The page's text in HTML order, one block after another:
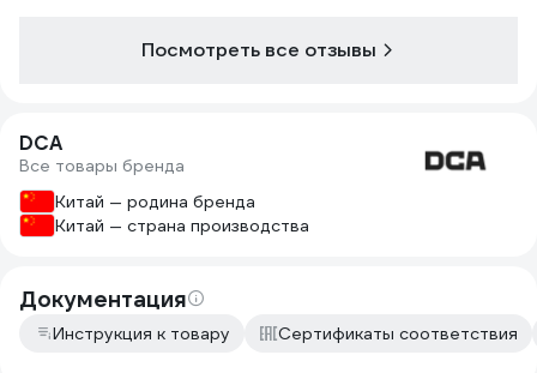
удобно. А на такой машинке будет в
переноски.
Посмотреть все отзывы
DCA
Все товары бренда
Китай — родина бренда
Китай — страна производства
Документация
Инструкция к товару Сертификаты соответствия